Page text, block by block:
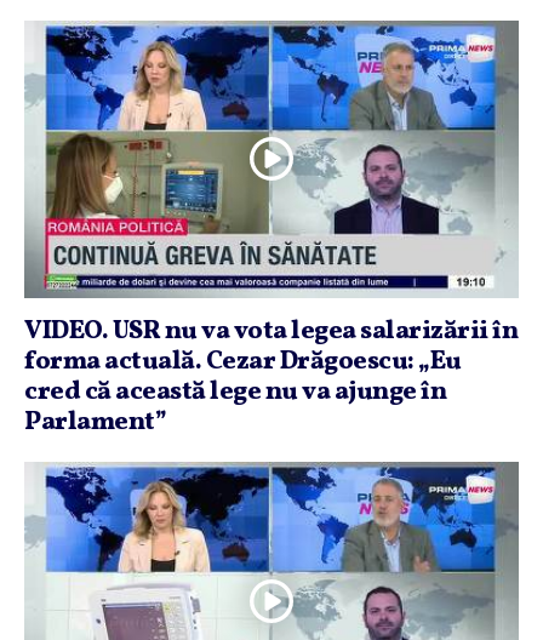
VIDEO. USR nu va vota legea salarizării în
forma actuală. Cezar Drăgoescu: „Eu
cred că această lege nu va ajunge în
Parlament”